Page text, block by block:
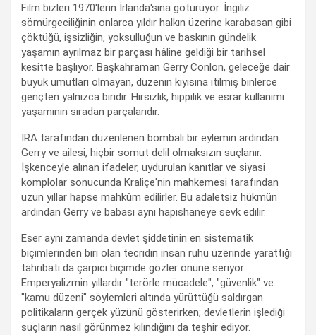
Film bizleri 1970'lerin İrlanda'sına götürüyor. İngiliz
sömürgeciliğinin onlarca yıldır halkın üzerine karabasan gibi
çöktüğü, işsizliğin, yoksulluğun ve baskının gündelik
yaşamın ayrılmaz bir parçası hâline geldiği bir tarihsel
kesitte başlıyor. Başkahraman Gerry Conlon, geleceğe dair
büyük umutları olmayan, düzenin kıyısına itilmiş binlerce
gençten yalnızca biridir. Hırsızlık, hippilik ve esrar kullanımı
yaşamının sıradan parçalarıdır.
IRA tarafından düzenlenen bombalı bir eylemin ardından
Gerry ve ailesi, hiçbir somut delil olmaksızın suçlanır.
İşkenceyle alınan ifadeler, uydurulan kanıtlar ve siyasi
komplolar sonucunda Kraliçe'nin mahkemesi tarafından
uzun yıllar hapse mahkûm edilirler. Bu adaletsiz hükmün
ardından Gerry ve babası aynı hapishaneye sevk edilir.
Eser aynı zamanda devlet şiddetinin en sistematik
biçimlerinden biri olan tecridin insan ruhu üzerinde yarattığı
tahribatı da çarpıcı biçimde gözler önüne seriyor.
Emperyalizmin yıllardır "terörle mücadele", "güvenlik" ve
"kamu düzeni" söylemleri altında yürüttüğü saldırgan
politikaların gerçek yüzünü gösterirken; devletlerin işlediği
suçların nasıl görünmez kılındığını da teşhir ediyor.